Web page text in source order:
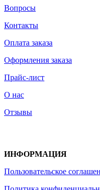
Вопросы
Контакты
Оплата заказа
Оформления заказа
Прайс-лист
О нас
Отзывы
ИНФОРМАЦИЯ
Пользовательское